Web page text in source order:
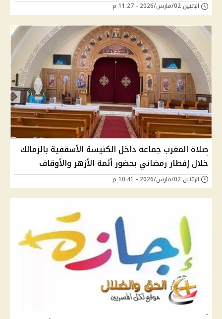
الإثنين 02/مارس/2026 - 11:27 م
صلاة المغرب جماعه داخل الكنيسة الأسقفية بالزمالك
خلال إفطار رمضاني بحضور أئمة الأزهر والأوقاف
الإثنين 02/مارس/2026 - 10:41 م